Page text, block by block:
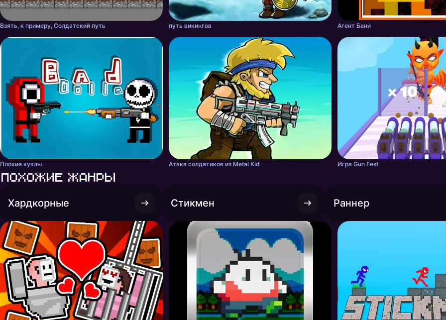
Взять, к примеру, Солдатский путь путь викингов Агент Бани
Плохие куклы Атака солдатиков из Metal Kid Игра Gun Fest
Похожие жанры
Хардкорные Стикмен Раннер